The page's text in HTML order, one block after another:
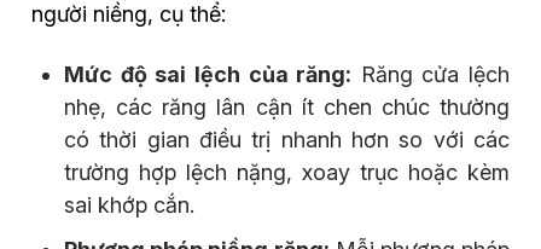
người niềng, cụ thể:
Mức độ sai lệch của răng: Răng cửa lệch
nhẹ, các răng lân cận ít chen chúc thường
có thời gian điều trị nhanh hơn so với các
trường hợp lệch nặng, xoay trục hoặc kèm
sai khớp cắn.